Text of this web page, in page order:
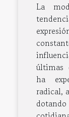
La
últimas
ha
radical,